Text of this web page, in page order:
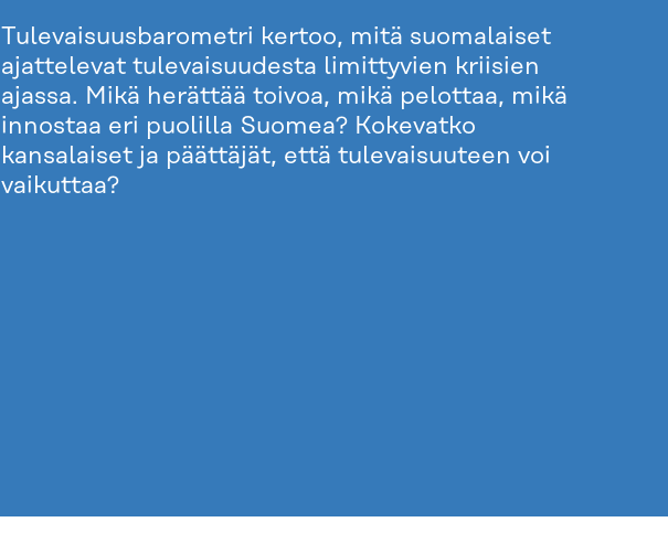
Tulevaisuusbarometri kertoo, mitä suomalaiset
ajattelevat tulevaisuudesta limittyvien kriisien
ajassa. Mikä herättää toivoa, mikä pelottaa, mikä
innostaa eri puolilla Suomea? Kokevatko
kansalaiset ja päättäjät, että tulevaisuuteen voi
vaikuttaa?